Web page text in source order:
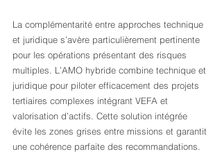
La complémentarité entre approches technique
et juridique s’avère particulièrement pertinente
pour les opérations présentant des risques
multiples. L’AMO hybride combine technique et
juridique pour piloter efficacement des projets
tertiaires complexes intégrant VEFA et
valorisation d’actifs. Cette solution intégrée
évite les zones grises entre missions et garantit
une cohérence parfaite des recommandations.